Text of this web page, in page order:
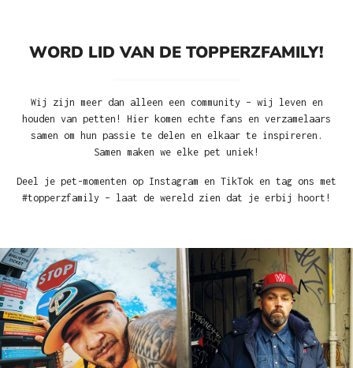
WORD LID VAN DE TOPPERZFAMILY!
Wij zijn meer dan alleen een community – wij leven en
houden van petten! Hier komen echte fans en verzamelaars
samen om hun passie te delen en elkaar te inspireren.
Samen maken we elke pet uniek!
Deel je pet-momenten op Instagram en TikTok en tag ons met
#topperzfamily – laat de wereld zien dat je erbij hoort!